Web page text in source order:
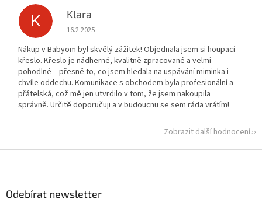
K Klara
Hodnocení obchodu je 5 z 5 hvězdiček.
16.2.2025
Nákup v Babyom byl skvělý zážitek! Objednala jsem si houpací
křeslo. Křeslo je nádherné, kvalitně zpracované a velmi
pohodlné – přesně to, co jsem hledala na uspávání miminka i
chvíle oddechu. Komunikace s obchodem byla profesionální a
přátelská, což mě jen utvrdilo v tom, že jsem nakoupila
správně. Určitě doporučuji a v budoucnu se sem ráda vrátím!
Zobrazit další hodnocení
Odebírat newsletter